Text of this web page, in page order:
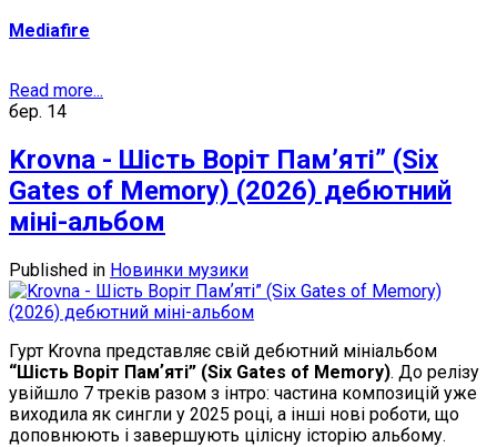
Mediafire
Read more...
бер. 14
Krovna - Шість Воріт Памʼяті” (Six
Gates of Memory) (2026) дебютний
міні-альбом
Published in Новинки музики
Гурт Krovna представляє свій дебютний мініальбом
“Шість Воріт Памʼяті” (Six Gates of Memory). До релізу
увійшло 7 треків разом з інтро: частина композицій уже
виходила як сингли у 2025 році, а інші нові роботи, що
доповнюють і завершують цілісну історію альбому.